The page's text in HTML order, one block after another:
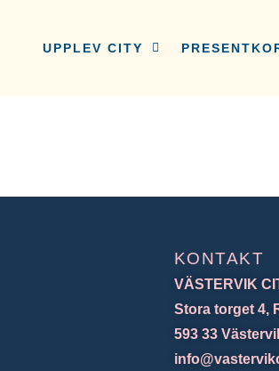
UPPLEV CITY
KONTAKT
VÄSTERVIK
Stora torget 4,
593 33